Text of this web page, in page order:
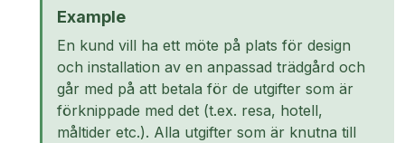
Example
En kund vill ha ett möte på plats för design
och installation av en anpassad trädgård och
går med på att betala för de utgifter som är
förknippade med det (t.ex. resa, hotell,
måltider etc.). Alla utgifter som är knutna till